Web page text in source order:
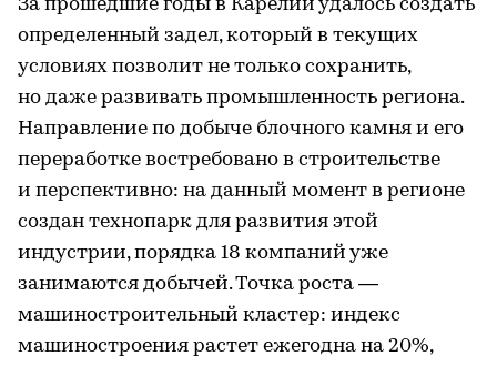
За прошедшие годы в Карелии удалось создать
определенный задел, который в текущих
условиях позволит не только сохранить,
но даже развивать промышленность региона.
Направление по добыче блочного камня и его
переработке востребовано в строительстве
и перспективно: на данный момент в регионе
создан технопарк для развития этой
индустрии, порядка 18 компаний уже
занимаются добычей. Точка роста —
машиностроительный кластер: индекс
машиностроения растет ежегодна на 20%,